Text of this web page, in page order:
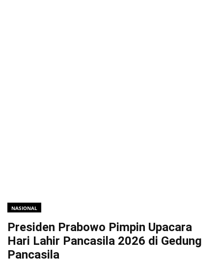
NASIONAL
Presiden Prabowo Pimpin Upacara
Hari Lahir Pancasila 2026 di Gedung
Pancasila